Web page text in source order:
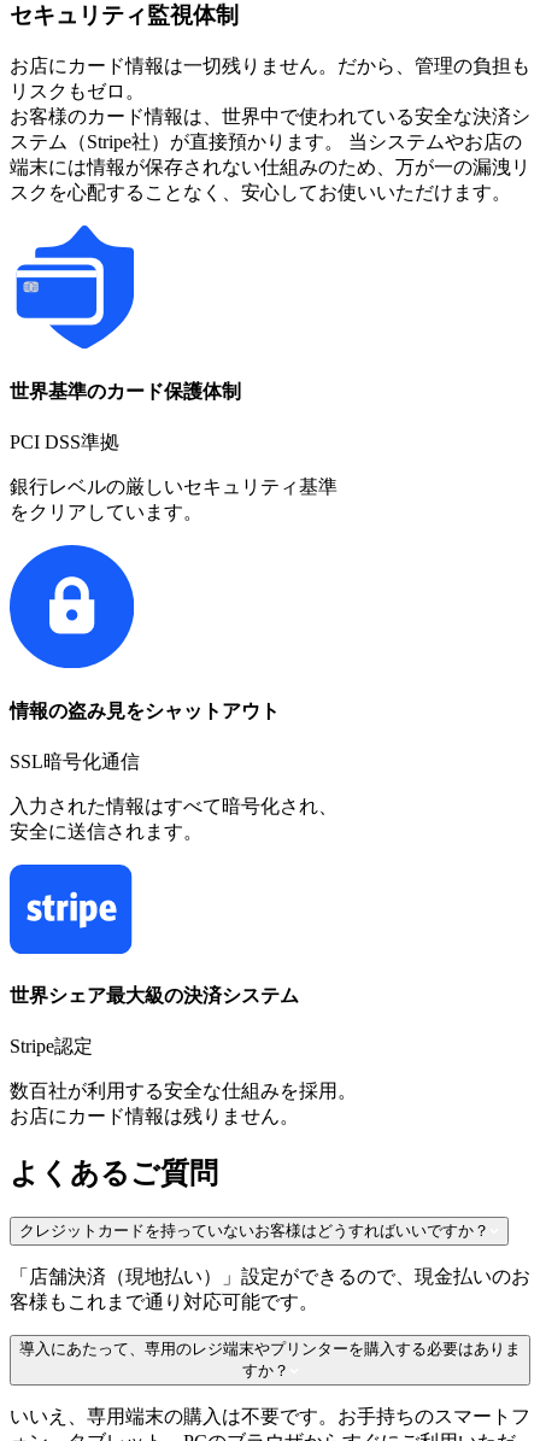
セキュリティ監視体制
お店にカード情報は一切残りません。だから、管理の負担も
リスクもゼロ。
お客様のカード情報は、世界中で使われている安全な決済シ
ステム（Stripe社）が直接預かります。 当システムやお店の
端末には情報が保存されない仕組みのため、万が一の漏洩リ
スクを心配することなく、安心してお使いいただけます。
世界基準のカード保護体制
PCI DSS準拠
銀行レベルの厳しいセキュリティ基準
をクリアしています。
情報の盗み見をシャットアウト
SSL暗号化通信
入力された情報はすべて暗号化され、
安全に送信されます。
世界シェア最大級の決済システム
Stripe認定
数百社が利用する安全な仕組みを採用。
お店にカード情報は残りません。
よくあるご質問
クレジットカードを持っていないお客様はどうすればいいですか？
「店舗決済（現地払い）」設定ができるので、現金払いのお
客様もこれまで通り対応可能です。
導入にあたって、専用のレジ端末やプリンターを購入する必要はありま
すか？
いいえ、専用端末の購入は不要です。お手持ちのスマートフ